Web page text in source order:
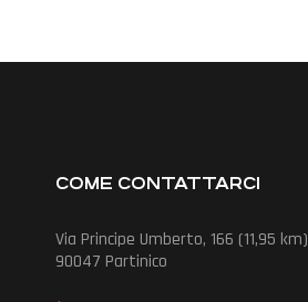
COME CONTATTARCI
Via Principe Umberto, 166 (11,95 km)
90047 Partinico